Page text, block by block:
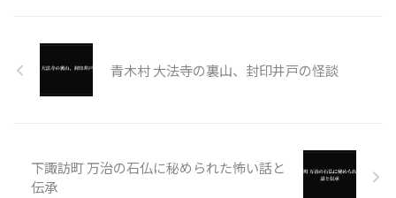
青木村 大法寺の裏山、封印井戸の怪談
下諏訪町 万治の石仏に秘められた怖い話と
伝承